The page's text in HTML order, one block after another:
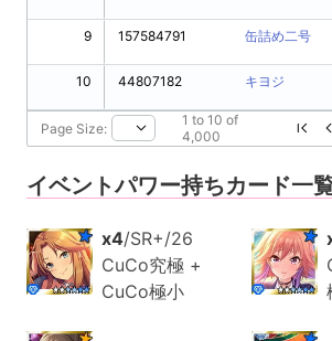
9
10
157584791 缶詰め二号
44807182 キヨジ
Page Size: 1 to 10 of
4,000
イベントパワー持ちカード一
x4/SR+/26
CuCo究極 +
CuCo極小